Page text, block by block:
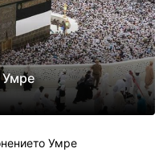
Умре
Умре